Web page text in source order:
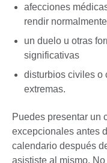
afecciones
rendir
un duelo u otras
significativas
disturbios civiles o
extremas.
Puedes presentar un
excepcionales antes
calendario después
asististe al mismo.